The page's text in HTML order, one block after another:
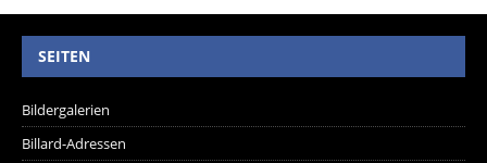
SEITEN
Bildergalerien
Billard-Adressen